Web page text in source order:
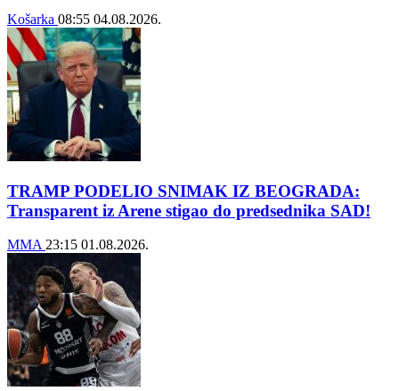
Košarka 08:55 04.08.2026.
TRAMP PODELIO SNIMAK IZ BEOGRADA:
Transparent iz Arene stigao do predsednika SAD!
MMA 23:15 01.08.2026.